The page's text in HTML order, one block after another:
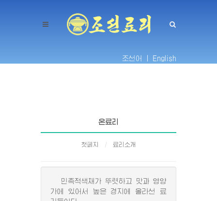
조선어 | English
온료리
첫페지 료리소개
민족적색채가 뚜렷하고 맛과 영양
가에 있어서 높은 경지에 올라선 료